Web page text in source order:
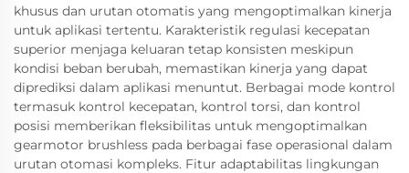
khusus dan urutan otomatis yang mengoptimalkan kinerja
untuk aplikasi tertentu. Karakteristik regulasi kecepatan
superior menjaga keluaran tetap konsisten meskipun
kondisi beban berubah, memastikan kinerja yang dapat
diprediksi dalam aplikasi menuntut. Berbagai mode kontrol
termasuk kontrol kecepatan, kontrol torsi, dan kontrol
posisi memberikan fleksibilitas untuk mengoptimalkan
gearmotor brushless pada berbagai fase operasional dalam
urutan otomasi kompleks. Fitur adaptabilitas lingkungan